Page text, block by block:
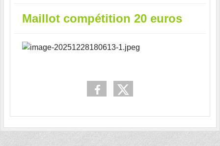
Maillot compétition 20 euros